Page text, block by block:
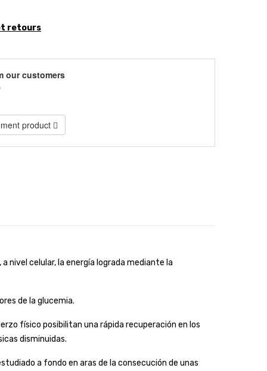
retours
our customers
product
nivel celular, la energía lograda mediante la
de la glucemia.
físico posibilitan una rápida recuperación en los
disminuidas.
a fondo en aras de la consecución de unas